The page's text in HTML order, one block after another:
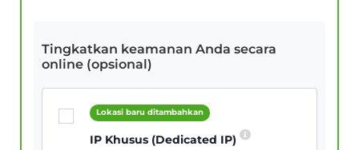
Tingkatkan keamanan Anda secara
online (opsional)
Lokasi baru ditambahkan
IP Khusus (Dedicated IP)